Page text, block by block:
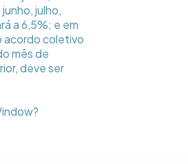
julho,
a 6,5%; e em
acordo coletivo
mês de
deve ser